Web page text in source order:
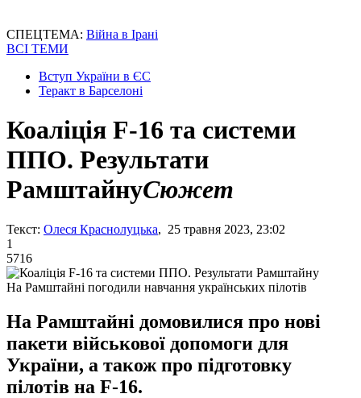
СПЕЦТЕМА: Війна в Ірані
ВСІ ТЕМИ
Вступ України в ЄС
Теракт в Барселоні
Коаліція F-16 та системи
ППО. Результати
РамштайнуСюжет
Текст: Олеся Краснолуцька, 25 травня 2023, 23:02
1
5716
На Рамштайні погодили навчання українських пілотів
На Рамштайні домовилися про нові
пакети військової допомоги для
України, а також про підготовку
пілотів на F-16.